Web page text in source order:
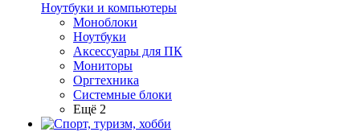
Ноутбуки и компьютеры
Моноблоки
Ноутбуки
Аксессуары для ПК
Мониторы
Оргтехника
Системные блоки
Ещё 2